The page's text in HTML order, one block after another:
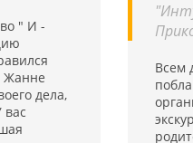
" И -
Жанне
дела,
вас
Всем